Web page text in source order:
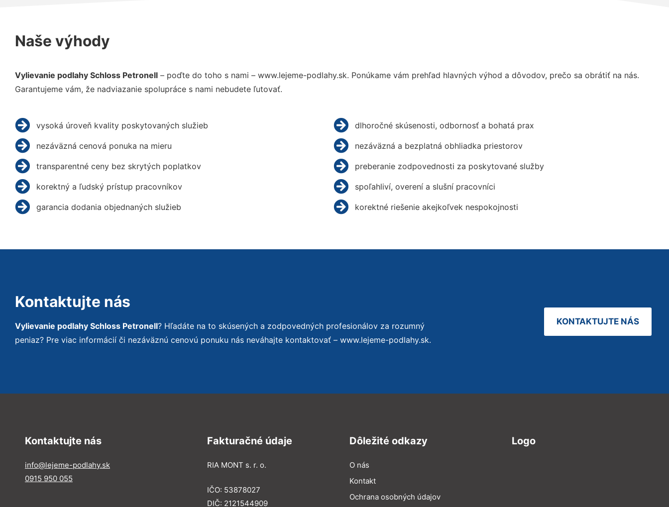
Naše výhody
Vylievanie podlahy Schloss Petronell – poďte do toho s nami – www.lejeme-podlahy.sk. Ponúkame vám prehľad hlavných výhod a dôvodov, prečo sa obrátiť na nás.
Garantujeme vám, že nadviazanie spolupráce s nami nebudete ľutovať.
vysoká úroveň kvality poskytovaných služieb
nezáväzná cenová ponuka na mieru
transparentné ceny bez skrytých poplatkov
korektný a ľudský prístup pracovníkov
garancia dodania objednaných služieb
dlhoročné skúsenosti, odbornosť a bohatá prax
nezáväzná a bezplatná obhliadka priestorov
preberanie zodpovednosti za poskytované služby
spoľahliví, overení a slušní pracovníci
korektné riešenie akejkoľvek nespokojnosti
Kontaktujte nás
Vylievanie podlahy Schloss Petronell? Hľadáte na to skúsených a zodpovedných profesionálov za rozumný
peniaz? Pre viac informácií či nezáväznú cenovú ponuku nás neváhajte kontaktovať – www.lejeme-podlahy.sk.
KONTAKTUJTE NÁS
Kontaktujte nás
info@lejeme-podlahy.sk
0915 950 055
Fakturačné údaje
RIA MONT s. r. o.
IČO: 53878027
DIČ: 2121544909
Dôležité odkazy
O nás
Kontakt
Ochrana osobných údajov
Logo